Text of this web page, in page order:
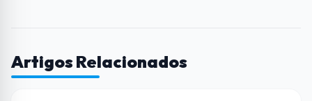
Artigos Relacionados